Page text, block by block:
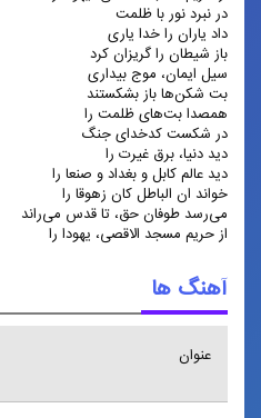
در نبرد نور با ظلمت
داد یاران را خدا یاری
باز شیطان را گریزان کرد
سیل ایمان، موج بیداری
بت شکن‌ها باز بشکستند
همصدا بت‌های ظلمت را
در شکست کدخدای جنگ
دید دنیا، برق غیرت را
دید عالم کابل و بغداد و صنعا را
خواند ان الباطل کان زهوقا را
می‌رسد طوفان حق، تا قدس می‌راند
از حریم مسجد الاقصی، یهودا را
آهنگ ها
عنوان